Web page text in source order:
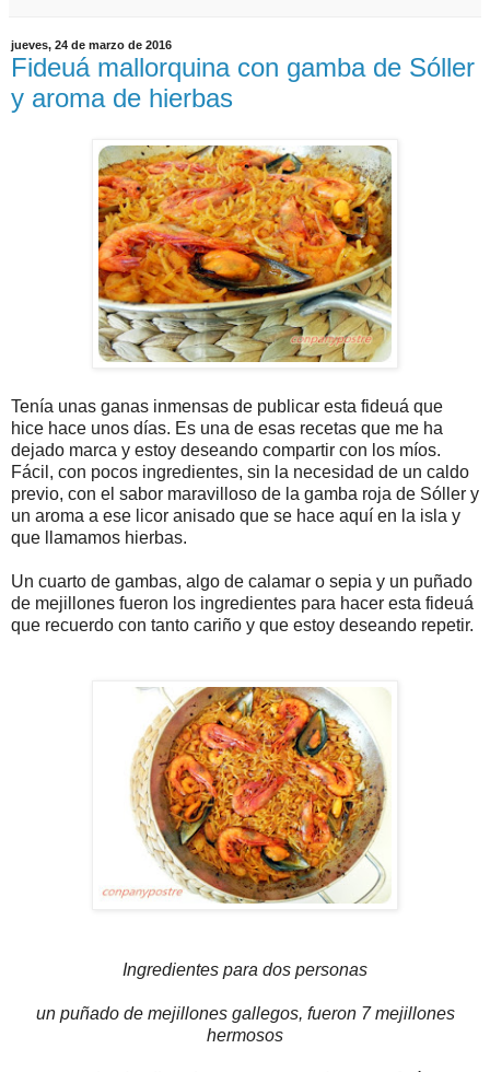
jueves, 24 de marzo de 2016
Fideuá mallorquina con gamba de Sóller
y aroma de hierbas
Tenía unas ganas inmensas de publicar esta fideuá que
hice hace unos días. Es una de esas recetas que me ha
dejado marca y estoy deseando compartir con los míos.
Fácil, con pocos ingredientes, sin la necesidad de un caldo
previo, con el sabor maravilloso de la gamba roja de Sóller y
un aroma a ese licor anisado que se hace aquí en la isla y
que llamamos hierbas.
Un cuarto de gambas, algo de calamar o sepia y un puñado
de mejillones fueron los ingredientes para hacer esta fideuá
que recuerdo con tanto cariño y que estoy deseando repetir.
Ingredientes para dos personas
un puñado de mejillones gallegos, fueron 7 mejillones
hermosos